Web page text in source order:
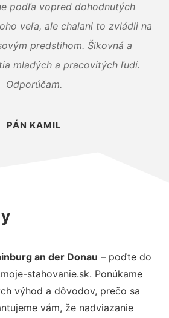
podľa vopred dohodnutých
veľa, ale chalani to zvládli na
predstihom. Šikovná a
mladých a pracovitých ľudí.
Odporúčam.
PÁN KAMIL
an der Donau – poďte do
stahovanie.sk. Ponúkame
výhod a dôvodov, prečo sa
vám, že nadviazanie